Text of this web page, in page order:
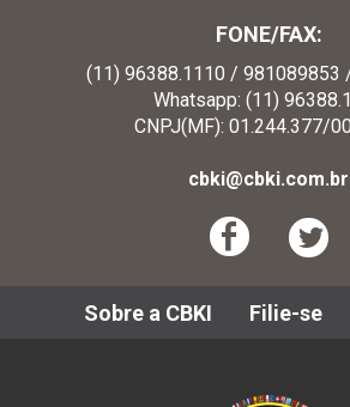
FONE/FAX:
(11) 96388.1110 / 981089853
Whatsapp: (11)
CNPJ(MF): 01.244.377/
cbki@cbki.com.br
Sobre a CBKI Filie-se